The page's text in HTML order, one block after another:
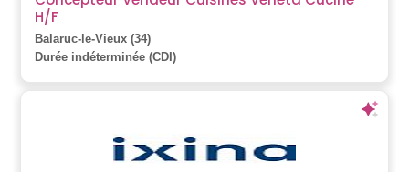
H/F
Balaruc-le-Vieux (34)
Durée indéterminée (CDI)